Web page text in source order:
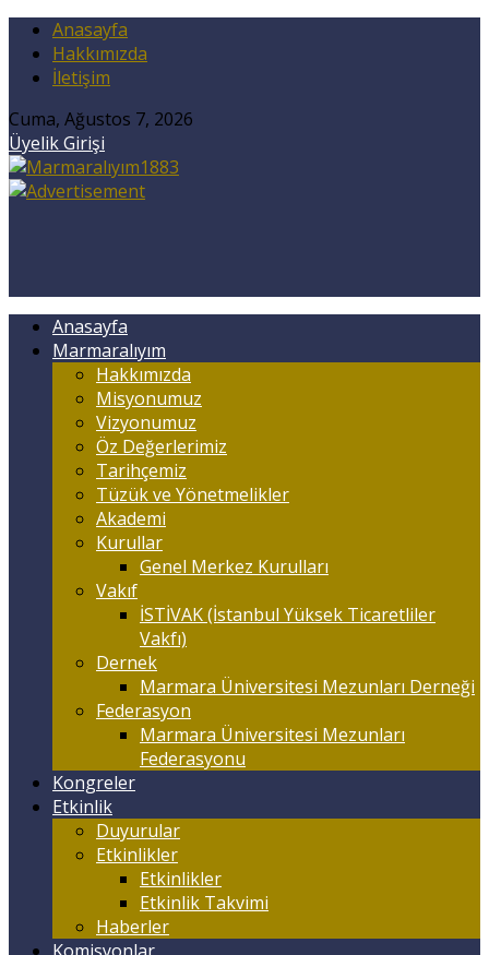
Anasayfa
Hakkımızda
İletişim
Cuma, Ağustos 7, 2026
Üyelik Girişi
Anasayfa
Marmaralıyım
Hakkımızda
Misyonumuz
Vizyonumuz
Öz Değerlerimiz
Tarihçemiz
Tüzük ve Yönetmelikler
Akademi
Kurullar
Genel Merkez Kurulları
Vakıf
İSTİVAK (İstanbul Yüksek Ticaretliler
Vakfı)
Dernek
Marmara Üniversitesi Mezunları Derneği
Federasyon
Marmara Üniversitesi Mezunları
Federasyonu
Kongreler
Etkinlik
Duyurular
Etkinlikler
Etkinlikler
Etkinlik Takvimi
Haberler